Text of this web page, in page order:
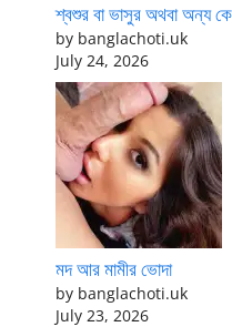
শ্বশুর বা ভাসুর অথবা অন্য
by banglachoti.uk
July 24, 2026
মদ আর মামীর ভোদা
by banglachoti.uk
July 23, 2026